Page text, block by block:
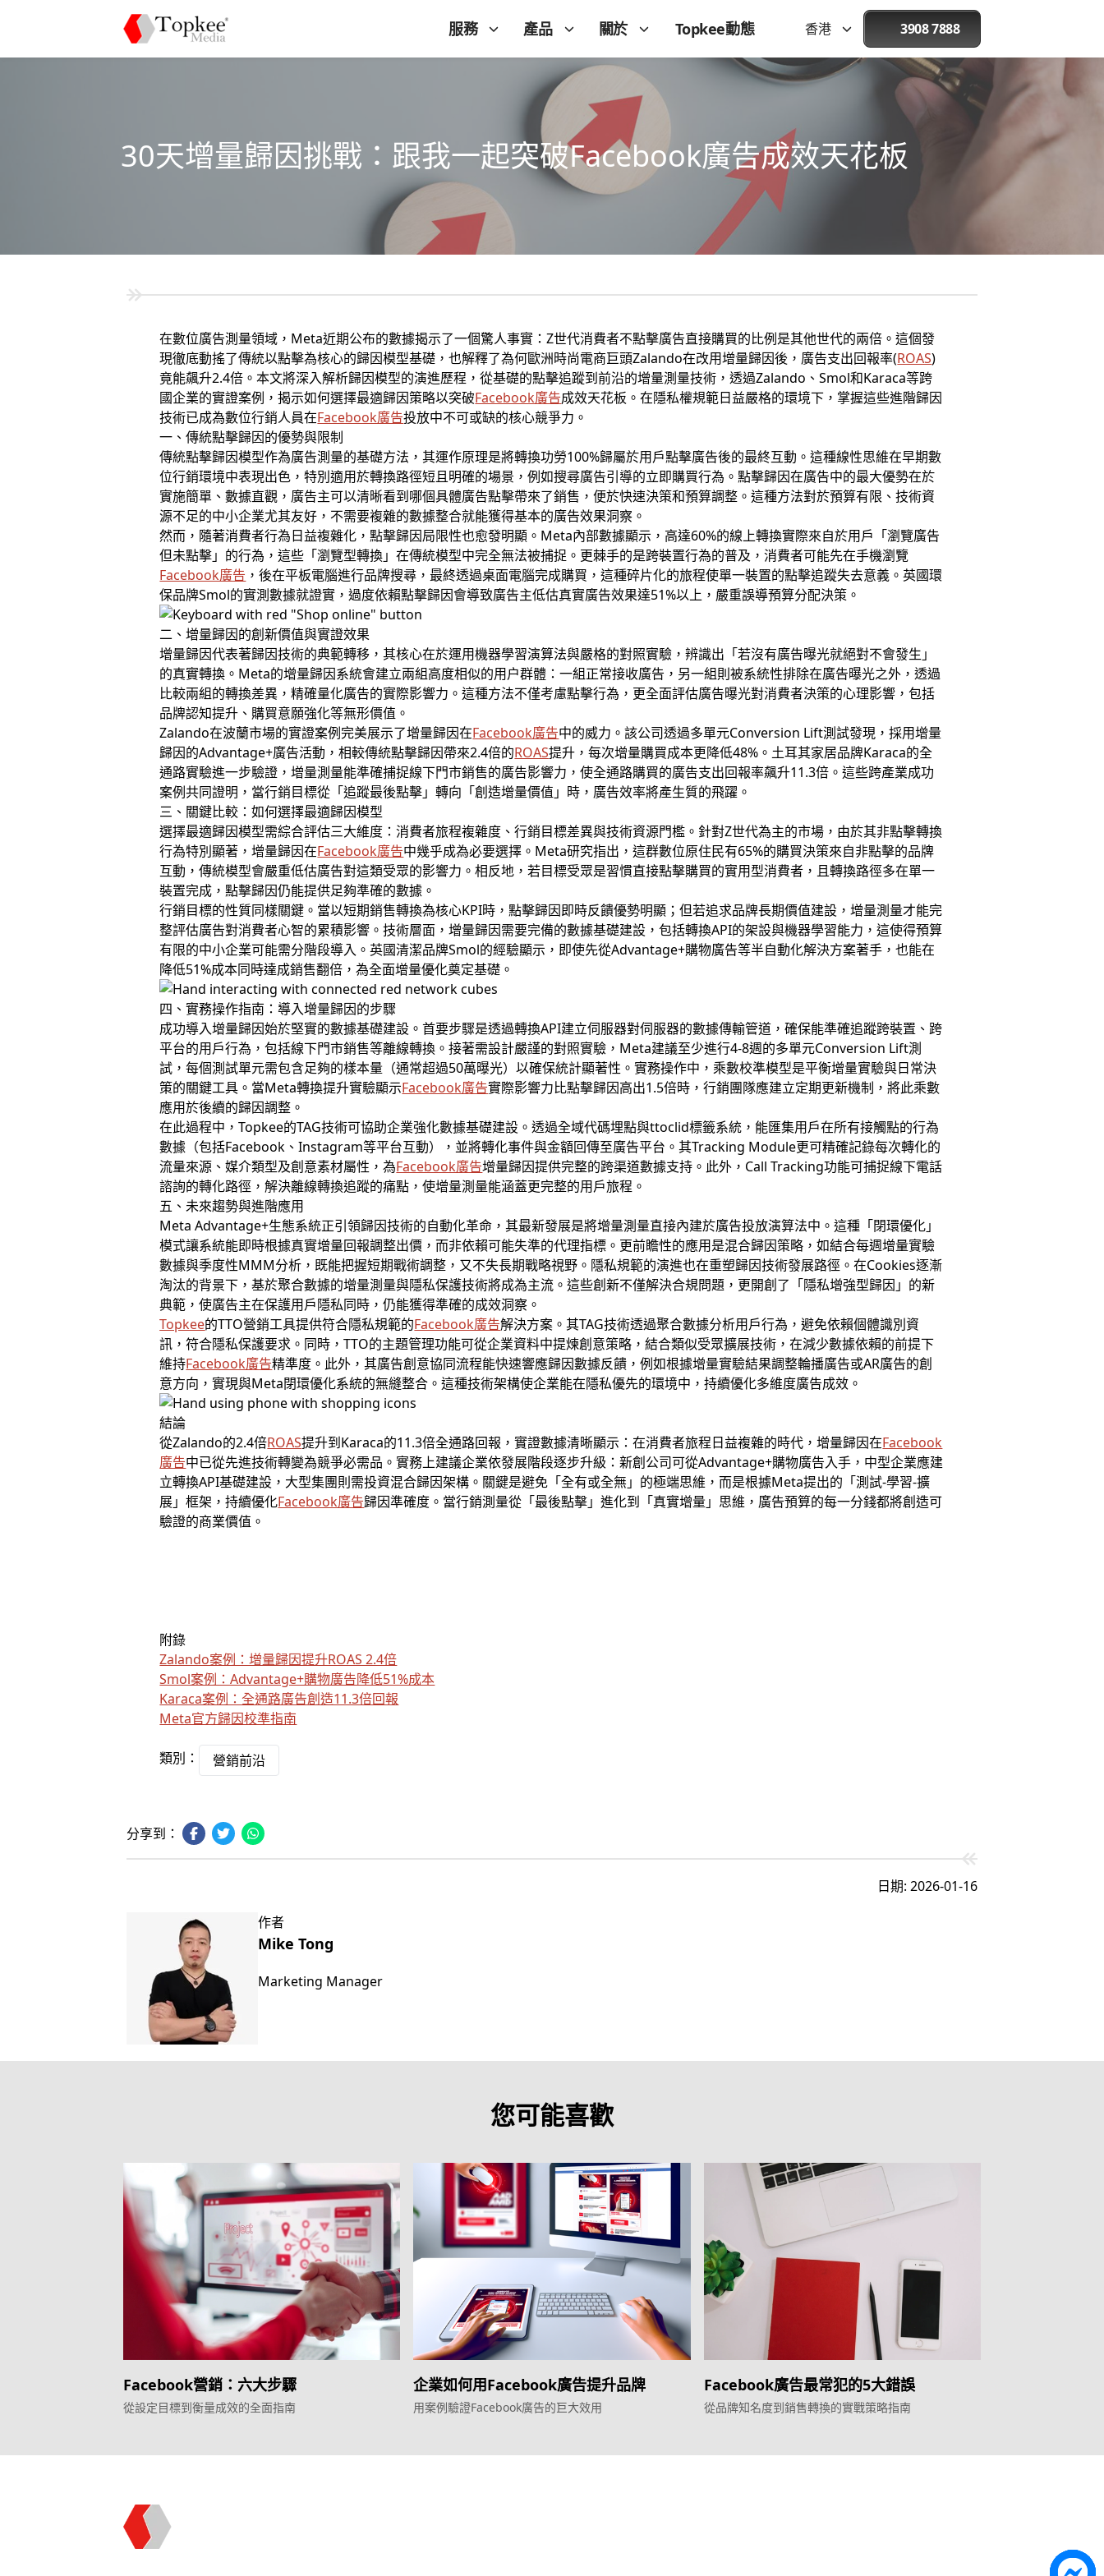
服務 產品 關於 Topkee動態 香港 3908 7888
30天增量歸因挑戰：跟我一起突破Facebook廣告成效天花板
在數位廣告測量領域，Meta近期公布的數據揭示了一個驚人事實：Z世代消費者不點擊廣告直接購買的比例是其他世代的兩倍。這個發
現徹底動搖了傳統以點擊為核心的歸因模型基礎，也解釋了為何歐洲時尚電商巨頭Zalando在改用增量歸因後，廣告支出回報率(ROAS)
竟能飆升2.4倍。本文將深入解析歸因模型的演進歷程，從基礎的點擊追蹤到前沿的增量測量技術，透過Zalando、Smol和Karaca等跨
國企業的實證案例，揭示如何選擇最適歸因策略以突破Facebook廣告成效天花板。在隱私權規範日益嚴格的環境下，掌握這些進階歸因
技術已成為數位行銷人員在Facebook廣告投放中不可或缺的核心競爭力。
一、傳統點擊歸因的優勢與限制
傳統點擊歸因模型作為廣告測量的基礎方法，其運作原理是將轉換功勞100%歸屬於用戶點擊廣告後的最終互動。這種線性思維在早期數
位行銷環境中表現出色，特別適用於轉換路徑短且明確的場景，例如搜尋廣告引導的立即購買行為。點擊歸因在廣告中的最大優勢在於
實施簡單、數據直觀，廣告主可以清晰看到哪個具體廣告點擊帶來了銷售，便於快速決策和預算調整。這種方法對於預算有限、技術資
源不足的中小企業尤其友好，不需要複雜的數據整合就能獲得基本的廣告效果洞察。
然而，隨著消費者行為日益複雜化，點擊歸因局限性也愈發明顯。Meta內部數據顯示，高達60%的線上轉換實際來自於用戶「瀏覽廣告
但未點擊」的行為，這些「瀏覽型轉換」在傳統模型中完全無法被捕捉。更棘手的是跨裝置行為的普及，消費者可能先在手機瀏覽
Facebook廣告 ，後在平板電腦進行品牌搜尋，最終透過桌面電腦完成購買，這種碎片化的旅程使單一裝置的點擊追蹤失去意義。英國環
保品牌Smol的實測數據就證實，過度依賴點擊歸因會導致廣告主低估真實廣告效果達51%以上，嚴重誤導預算分配決策。
二、增量歸因的創新價值與實證效果
增量歸因代表著歸因技術的典範轉移，其核心在於運用機器學習演算法與嚴格的對照實驗，辨識出「若沒有廣告曝光就絕對不會發生」
的真實轉換。Meta的增量歸因系統會建立兩組高度相似的用户群體：一組正常接收廣告，另一組則被系統性排除在廣告曝光之外，透過
比較兩組的轉換差異，精確量化廣告的實際影響力。這種方法不僅考慮點擊行為，更全面評估廣告曝光對消費者決策的心理影響，包括
品牌認知提升、購買意願強化等無形價值。
Zalando在波蘭市場的實證案例完美展示了增量歸因在Facebook廣告中的威力。該公司透過多單元Conversion Lift測試發現，採用增量
歸因的Advantage+廣告活動，相較傳統點擊歸因帶來2.4倍的ROAS提升，每次增量購買成本更降低48%。土耳其家居品牌Karaca的全
通路實驗進一步驗證，增量測量能準確捕捉線下門市銷售的廣告影響力，使全通路購買的廣告支出回報率飆升11.3倍。這些跨產業成功
案例共同證明，當行銷目標從「追蹤最後點擊」轉向「創造增量價值」時，廣告效率將產生質的飛躍。
三、關鍵比較：如何選擇最適歸因模型
選擇最適歸因模型需綜合評估三大維度：消費者旅程複雜度、行銷目標差異與技術資源門檻。針對Z世代為主的市場，由於其非點擊轉換
行為特別顯著，增量歸因在Facebook廣告中幾乎成為必要選擇。Meta研究指出，這群數位原住民有65%的購買決策來自非點擊的品牌
互動，傳統模型會嚴重低估廣告對這類受眾的影響力。相反地，若目標受眾是習慣直接點擊購買的實用型消費者，且轉換路徑多在單一
裝置完成，點擊歸因仍能提供足夠準確的數據。
行銷目標的性質同樣關鍵。當以短期銷售轉換為核心KPI時，點擊歸因即時反饋優勢明顯；但若追求品牌長期價值建設，增量測量才能完
整評估廣告對消費者心智的累積影響。技術層面，增量歸因需要完備的數據基礎建設，包括轉換API的架設與機器學習能力，這使得預算
有限的中小企業可能需分階段導入。英國清潔品牌Smol的經驗顯示，即使先從Advantage+購物廣告等半自動化解決方案著手，也能在
降低51%成本同時達成銷售翻倍，為全面增量優化奠定基礎。
四、實務操作指南：導入增量歸因的步驟
成功導入增量歸因始於堅實的數據基礎建設。首要步驟是透過轉換API建立伺服器對伺服器的數據傳輸管道，確保能準確追蹤跨裝置、跨
平台的用戶行為，包括線下門市銷售等離線轉換。接著需設計嚴謹的對照實驗，Meta建議至少進行4-8週的多單元Conversion Lift測
試，每個測試單元需包含足夠的樣本量（通常超過50萬曝光）以確保統計顯著性。實務操作中，乘數校準模型是平衡增量實驗與日常決
策的關鍵工具。當Meta轉換提升實驗顯示Facebook廣告實際影響力比點擊歸因高出1.5倍時，行銷團隊應建立定期更新機制，將此乘數
應用於後續的歸因調整。
在此過程中，Topkee的TAG技術可協助企業強化數據基礎建設。透過全域代碼埋點與ttoclid標籤系統，能匯集用戶在所有接觸點的行為
數據（包括Facebook、Instagram等平台互動），並將轉化事件與金額回傳至廣告平台。其Tracking Module更可精確記錄每次轉化的
流量來源、媒介類型及創意素材屬性，為Facebook廣告增量歸因提供完整的跨渠道數據支持。此外，Call Tracking功能可捕捉線下電話
諮詢的轉化路徑，解決離線轉換追蹤的痛點，使增量測量能涵蓋更完整的用戶旅程。
五、未來趨勢與進階應用
Meta Advantage+生態系統正引領歸因技術的自動化革命，其最新發展是將增量測量直接內建於廣告投放演算法中。這種「閉環優化」
模式讓系統能即時根據真實增量回報調整出價，而非依賴可能失準的代理指標。更前瞻性的應用是混合歸因策略，如結合每週增量實驗
數據與季度性MMM分析，既能把握短期戰術調整，又不失長期戰略視野。隱私規範的演進也在重塑歸因技術發展路徑。在Cookies逐漸
淘汰的背景下，基於聚合數據的增量測量與隱私保護技術將成為主流。這些創新不僅解決合規問題，更開創了「隱私增強型歸因」的新
典範，使廣告主在保護用戶隱私同時，仍能獲得準確的成效洞察。
Topkee的TTO營銷工具提供符合隱私規範的Facebook廣告解決方案。其TAG技術透過聚合數據分析用戶行為，避免依賴個體識別資
訊，符合隱私保護要求。同時，TTO的主題管理功能可從企業資料中提煉創意策略，結合類似受眾擴展技術，在減少數據依賴的前提下
維持Facebook廣告精準度。此外，其廣告創意協同流程能快速響應歸因數據反饋，例如根據增量實驗結果調整輪播廣告或AR廣告的創
意方向，實現與Meta閉環優化系統的無縫整合。這種技術架構使企業能在隱私優先的環境中，持續優化多維度廣告成效。
結論
從Zalando的2.4倍ROAS提升到Karaca的11.3倍全通路回報，實證數據清晰顯示：在消費者旅程日益複雜的時代，增量歸因在Facebook
廣告中已從先進技術轉變為競爭必需品。實務上建議企業依發展階段逐步升級：新創公司可從Advantage+購物廣告入手，中型企業應建
立轉換API基礎建設，大型集團則需投資混合歸因架構。關鍵是避免「全有或全無」的極端思維，而是根據Meta提出的「測試-學習-擴
展」框架，持續優化Facebook廣告歸因準確度。當行銷測量從「最後點擊」進化到「真實增量」思維，廣告預算的每一分錢都將創造可
驗證的商業價值。
附錄
Zalando案例：增量歸因提升ROAS 2.4倍
Smol案例：Advantage+購物廣告降低51%成本
Karaca案例：全通路廣告創造11.3倍回報
Meta官方歸因校準指南
類別： 營銷前沿
分享到：
日期: 2026-01-16
作者
Mike Tong
Marketing Manager
您可能喜歡
Facebook營銷：六大步驟
從設定目標到衡量成效的全面指南
企業如何用Facebook廣告提升品牌
用案例驗證Facebook廣告的巨大效用
Facebook廣告最常犯的5大錯誤
從品牌知名度到銷售轉換的實戰策略指南